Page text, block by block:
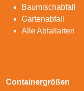
Baumischabfall
Gartenabfall
Alle Abfallarten
Containergrößen